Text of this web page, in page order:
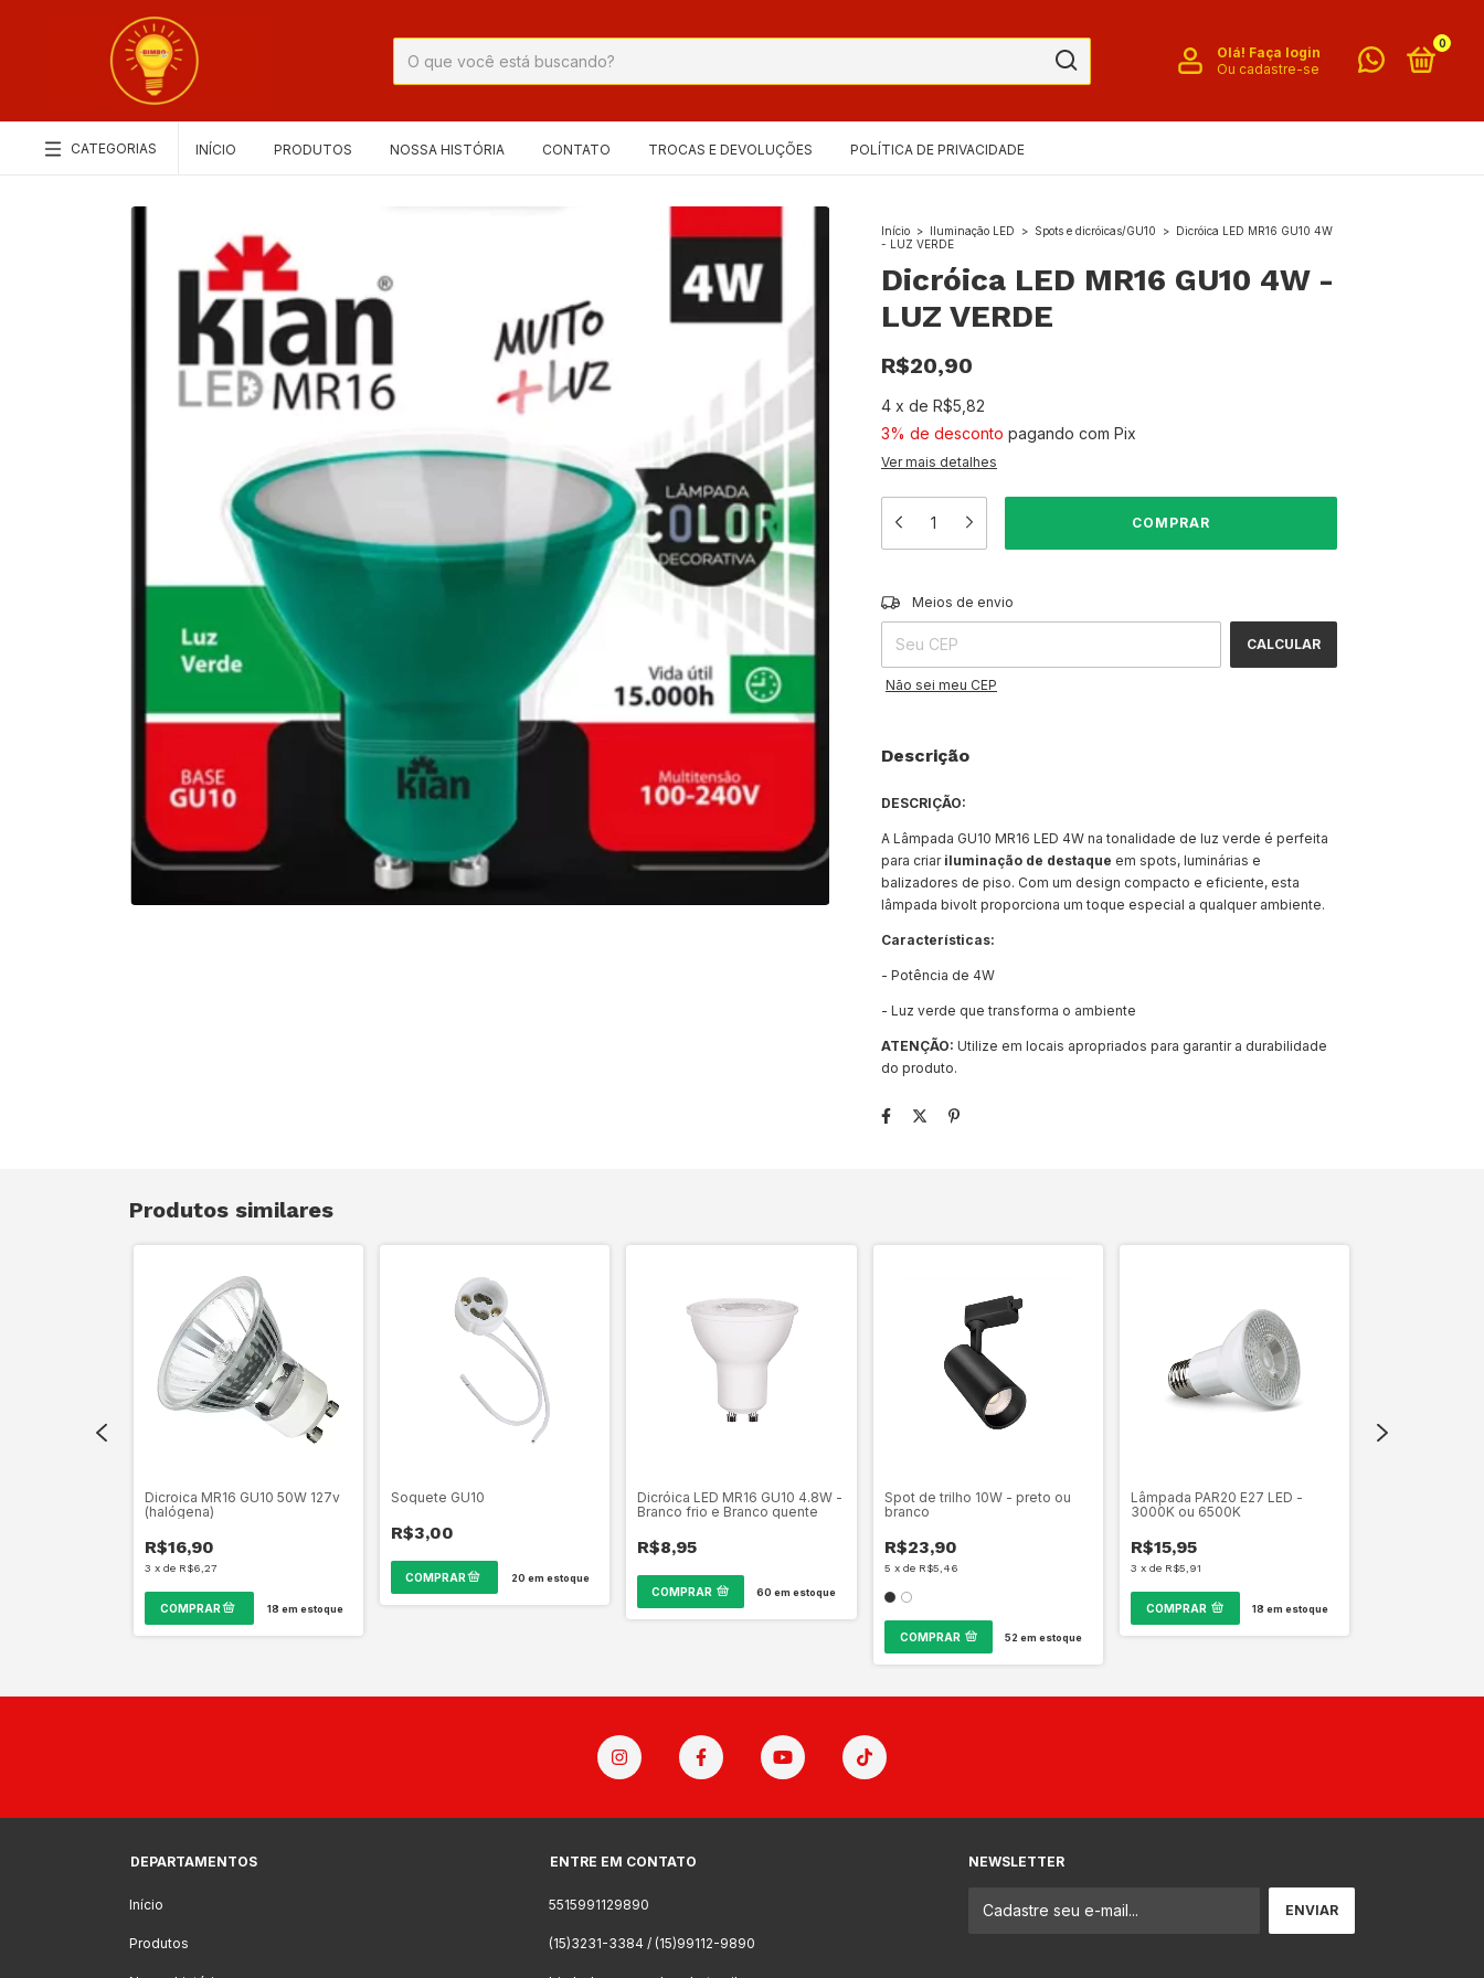
Olá! Faça login
Ou cadastre-se
0
CATEGORIAS INÍCIO PRODUTOS NOSSA HISTÓRIA CONTATO TROCAS E DEVOLUÇÕES POLÍTICA DE PRIVACIDADE
Início > Iluminação LED > Spots e dicróicas/GU10 > Dicróica LED MR16 GU10 4W
- LUZ VERDE
Dicróica LED MR16 GU10 4W -
LUZ VERDE
R$20,90
4 x de R$5,82
3% de desconto pagando com Pix
Ver mais detalhes
Entregas para o CEP:
Meios de envio
CALCULAR
Não sei meu CEP
Descrição
DESCRIÇÃO:
A Lâmpada GU10 MR16 LED 4W na tonalidade de luz verde é perfeita
para criar iluminação de destaque em spots, luminárias e
balizadores de piso. Com um design compacto e eficiente, esta
lâmpada bivolt proporciona um toque especial a qualquer ambiente.
Características:
- Potência de 4W
- Luz verde que transforma o ambiente
ATENÇÃO: Utilize em locais apropriados para garantir a durabilidade
do produto.
Produtos similares
Dicroica MR16 GU10 50W 127v
(halógena)
R$16,90
3 x de R$6,27
18 em estoque
Soquete GU10
R$3,00
20 em estoque
Dicróica LED MR16 GU10 4.8W -
Branco frio e Branco quente
R$8,95
COMPRAR 60 em estoque
Spot de trilho 10W - preto ou
branco
R$23,90
5 x de R$5,46
COMPRAR 52 em estoque
Lâmpada PAR20 E27 LED -
3000K ou 6500K
R$15,95
3 x de R$5,91
COMPRAR 18 em estoque
DEPARTAMENTOS
Início
Produtos
ENTRE EM CONTATO
5515991129890
(15)3231-3384 / (15)99112-9890
NEWSLETTER